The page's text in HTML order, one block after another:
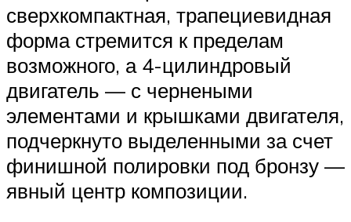
сверхкомпактная, трапециевидная
форма стремится к пределам
возможного, а 4-цилиндровый
двигатель — с чернеными
элементами и крышками двигателя,
подчеркнуто выделенными за счет
финишной полировки под бронзу —
явный центр композиции.